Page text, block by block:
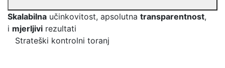
Skalabilna učinkovitost, apsolutna transparentnost,
i mjerljivi rezultati
Strateški kontrolni toranj